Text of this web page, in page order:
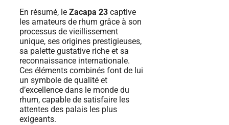
En résumé, le Zacapa 23 captive
les amateurs de rhum grâce à son
processus de vieillissement
unique, ses origines prestigieuses,
sa palette gustative riche et sa
reconnaissance internationale.
Ces éléments combinés font de lui
un symbole de qualité et
d’excellence dans le monde du
rhum, capable de satisfaire les
attentes des palais les plus
exigeants.